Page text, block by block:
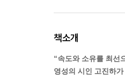
책소개
“속도와 소유를 최선
영성의 시인 고진하